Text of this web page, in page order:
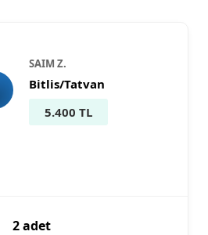
SAIM Z.
Bitlis/Tatvan
5.400 TL
2 adet